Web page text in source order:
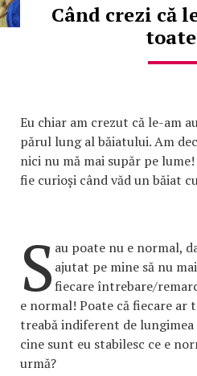
Când crezi că
Eu chiar am crezut că le-am
părul lung al băiatului. Am
nici nu mă mai supăr pe
fie curioși când văd un băiat
S au poate nu e normal,
ajutat pe mine să nu
fiecare întrebare/
e normal! Poate că fiecare ar
treabă indiferent de
cine sunt eu stabilesc ce e
urmă?